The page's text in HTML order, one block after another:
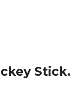
Stick.